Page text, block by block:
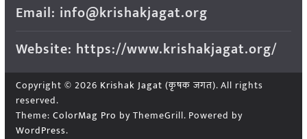
Email: info@krishakjagat.org
Website: https://www.krishakjagat.org/
Copyright © 2026 Krishak Jagat (कृषक जगत). All rights
reserved.
Theme: ColorMag Pro by ThemeGrill. Powered by
WordPress.